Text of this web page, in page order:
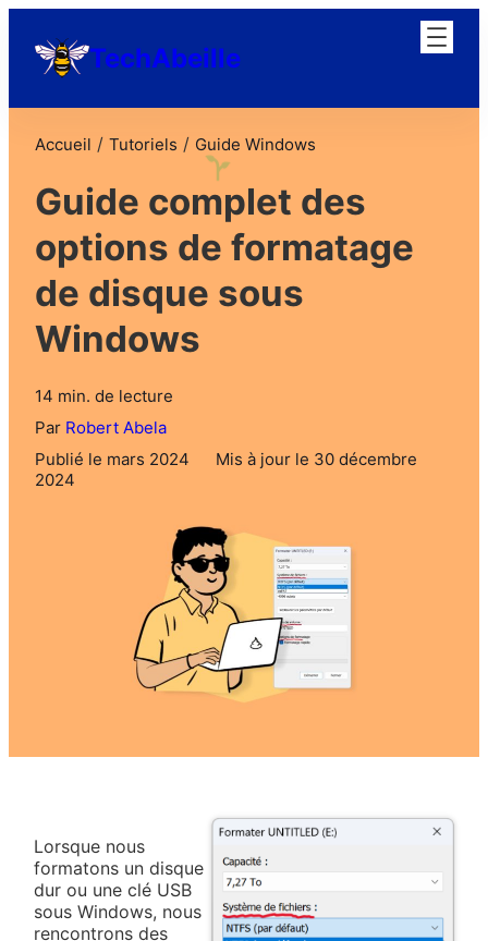
TechAbeille
Accueil / Tutoriels / Guide Windows
Guide complet des
options de formatage
de disque sous
Windows
14 min. de lecture
Par Robert Abela
Publié le mars 2024
Mis à jour le 30 décembre
2024
Lorsque nous
formatons un disque
dur ou une clé USB
sous Windows, nous
rencontrons des